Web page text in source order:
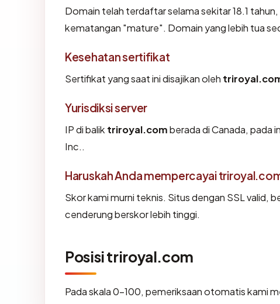
Domain telah terdaftar selama sekitar 18.1
kematangan "mature". Domain yang lebih tua
Kesehatan sertifikat
Sertifikat yang saat ini disajikan oleh
Yurisdiksi server
IP di balik triroyal.comberada di Canada, pada
Inc..
Haruskah Anda mempercayai
Skor kami murni teknis. Situs dengan SSL valid,
cenderung berskor lebih tinggi.
Posisi triroyal.com
Pada skala 0-100, pemeriksaan otomatis kami